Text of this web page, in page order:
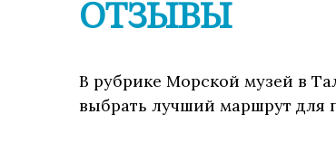
ОТЗЫВЫ
В рубрике Морской музей в
выбрать лучший маршрут для